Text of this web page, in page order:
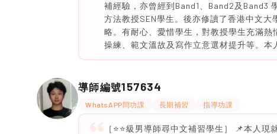
補經驗，亦曾經到Band1、Band2及Band3
方法教授SEN學生。後亦修讀了香港中文
略。有耐心、愛惜學生，對教授學生充滿
操練、範文溫故及寫作立意選材提升等。本
導師編號157634
WhatsAPP問功課 長期補習 指導功課
［⭐️⭐️級男導師尋中文補習學生］ 📌本人